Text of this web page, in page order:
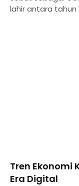
lahir antara tahun
Tren Ekonomi
Era Digital